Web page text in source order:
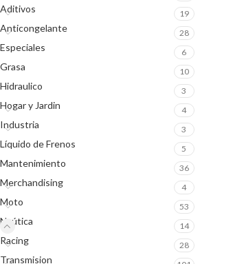
Aditivos 19
Anticongelante 28
Especiales 6
Grasa 10
Hidraulico 3
Hogar y Jardin 4
Industria 3
Líquido de Frenos 5
Mantenimiento 36
Merchandising 4
Moto 53
Naútica 14
Racing 28
Transmision